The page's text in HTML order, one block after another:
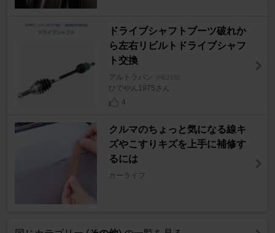
ドライブシャフトブーツ破れか
ら左右リビルトドライブシャフ
ト交換
アルトラパン [HE21S]
ひでやん1975さん
4
クルマのちょっと気になる線キ
ズやこすりキズを上手に補修す
るには
カーライフ